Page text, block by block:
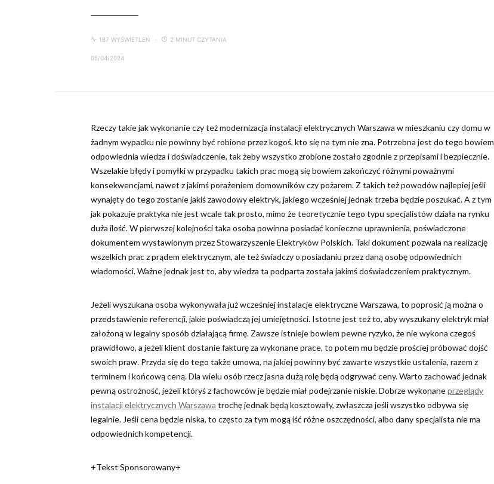
187 WYŚWIETLEŃ 2 MINUT CZYTANIA
05/04/2024
Rzeczy takie jak wykonanie czy też modernizacja instalacji elektrycznych Warszawa w mieszkaniu czy domu w
żadnym wypadku nie powinny być robione przez kogoś, kto się na tym nie zna. Potrzebna jest do tego bowiem
odpowiednia wiedza i doświadczenie, tak żeby wszystko zrobione zostało zgodnie z przepisami i bezpiecznie.
Wszelakie błędy i pomyłki w przypadku takich prac mogą się bowiem zakończyć różnymi poważnymi
konsekwencjami, nawet z jakimś porażeniem domowników czy pożarem. Z takich też powodów najlepiej jeśli
wynajęty do tego zostanie jakiś zawodowy elektryk, jakiego wcześniej jednak trzeba będzie poszukać. A z tym
jak pokazuje praktyka nie jest wcale tak prosto, mimo że teoretycznie tego typu specjalistów działa na rynku
duża ilość. W pierwszej kolejności taka osoba powinna posiadać konieczne uprawnienia, poświadczone
dokumentem wystawionym przez Stowarzyszenie Elektryków Polskich. Taki dokument pozwala na realizację
wszelkich prac z prądem elektrycznym, ale też świadczy o posiadaniu przez daną osobę odpowiednich
wiadomości. Ważne jednak jest to, aby wiedza ta podparta została jakimś doświadczeniem praktycznym.
Jeżeli wyszukana osoba wykonywała już wcześniej instalacje elektryczne Warszawa, to poprosić ją można o
przedstawienie referencji, jakie poświadczą jej umiejętności. Istotne jest też to, aby wyszukany elektryk miał
założoną w legalny sposób działającą firmę. Zawsze istnieje bowiem pewne ryzyko, że nie wykona czegoś
prawidłowo, a jeżeli klient dostanie fakturę za wykonane prace, to potem mu będzie prościej próbować dojść
swoich praw. Przyda się do tego także umowa, na jakiej powinny być zawarte wszystkie ustalenia, razem z
terminem i końcową ceną. Dla wielu osób rzecz jasna dużą rolę będą odgrywać ceny. Warto zachować jednak
pewną ostrożność, jeżeli któryś z fachowców je będzie miał podejrzanie niskie. Dobrze wykonaneprzeglądy
instalacji elektrycznych Warszawa trochę jednak będą kosztowały, zwłaszcza jeśli wszystko odbywa się
legalnie. Jeśli cena będzie niska, to często za tym mogą iść różne oszczędności, albo dany specjalista nie ma
odpowiednich kompetencji.
+Tekst Sponsorowany+